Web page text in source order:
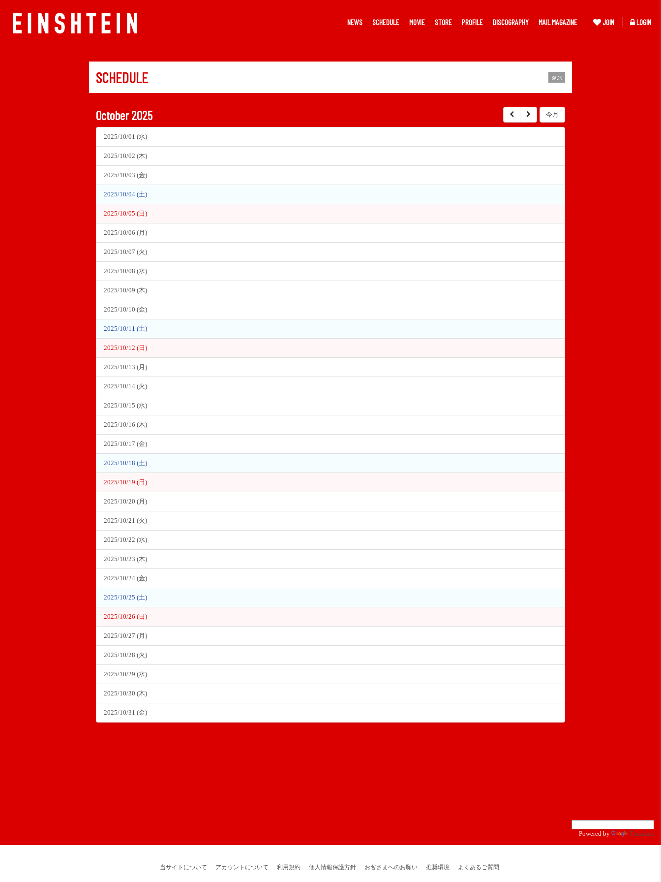
NEWS SCHEDULE MOVIE STORE PROFILE DISCOGRAPHY MAIL MAGAZINE JOIN LOGIN
SCHEDULE BACK
October 2025 今月
2025/10/01 (水)
2025/10/02 (木)
2025/10/03 (金)
2025/10/04 (土)
2025/10/05 (日)
2025/10/06 (月)
2025/10/07 (火)
2025/10/08 (水)
2025/10/09 (木)
2025/10/10 (金)
2025/10/11 (土)
2025/10/12 (日)
2025/10/13 (月)
2025/10/14 (火)
2025/10/15 (水)
2025/10/16 (木)
2025/10/17 (金)
2025/10/18 (土)
2025/10/19 (日)
2025/10/20 (月)
2025/10/21 (火)
2025/10/22 (水)
2025/10/23 (木)
2025/10/24 (金)
2025/10/25 (土)
2025/10/26 (日)
2025/10/27 (月)
2025/10/28 (火)
2025/10/29 (水)
2025/10/30 (木)
2025/10/31 (金)
Powered by Translate
当サイトについて アカウントについて 利用規約 個人情報保護方針 お客さまへのお願い 推奨環境 よくあるご質問